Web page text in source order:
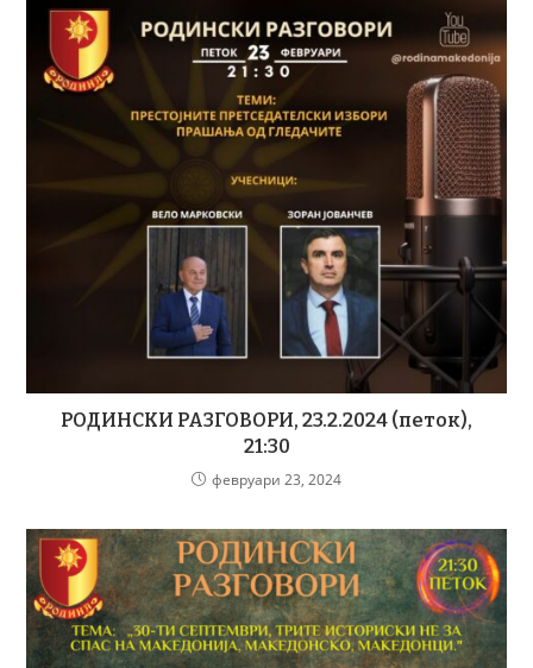
РОДИНСКИ РАЗГОВОРИ, 23.2.2024 (петок),
21:30
февруари 23, 2024